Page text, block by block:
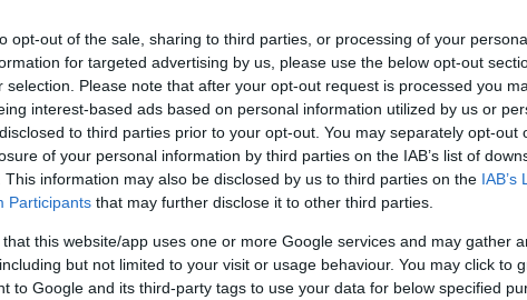
opt-out of the sale, sharing to third parties, or processing of your
for targeted advertising by us, please use the below opt-out
selection. Please note that after your opt-out request is processed you
interest-based ads based on personal information utilized by us or
to third parties prior to your opt-out. You may separately opt-out
of your personal information by third parties on the IAB’s list of
This information may also be disclosed by us to third parties on the IAB’s
Participants that may further disclose it to other third parties.
that this website/app uses one or more Google services and may gather
but not limited to your visit or usage behaviour. You may click to
to Google and its third-party tags to use your data for below specified
outra criptomoeda, por isso é útil ser capaz de
veremos como você pode usar métodos como
própria previsão de preço Joe